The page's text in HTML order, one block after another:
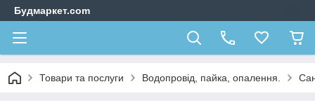
Будмаркет.com
Товари та послуги Водопровід, пайка, опалення.